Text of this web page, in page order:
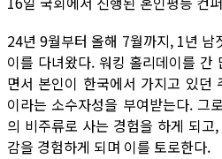
24년 9월부터 올해 7월까지, 1년 남
이를 다녀왔다. 워킹 홀리데이를 간
면서 본인이 한국에서 가지고 있던
이라는 소수자성을 부여받는다. 그
의 비주류로 사는 경험을 하게 되
감을 경험하게 되며 이를 토로한다.